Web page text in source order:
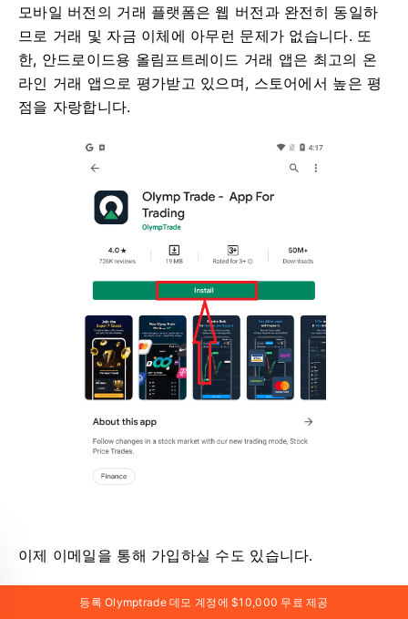
모바일 버전의 거래 플랫폼은 웹 버전과 완전히 동일하
므로 거래 및 자금 이체에 아무런 문제가 없습니다. 또
한, 안드로이드용 올림프트레이드 거래 앱은 최고의 온
라인 거래 앱으로 평가받고 있으며, 스토어에서 높은 평
점을 자랑합니다.
이제 이메일을 통해 가입하실 수도 있습니다.
등록 Olymptrade 데모 계정에 $10,000 무료 제공